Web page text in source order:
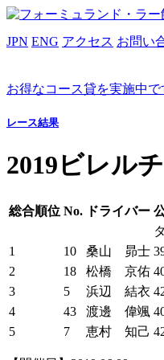
JPN ENG アクセス お問い
お得なコース貸を実施中で
レース結果
2019ビレル
総合順位 No. ドライバー
1
10 桑山 昴士
2
18 松橋 京佑
3
5 浜辺 結衣
4
43 渡邊 偉颯
5
7 恵村 知己